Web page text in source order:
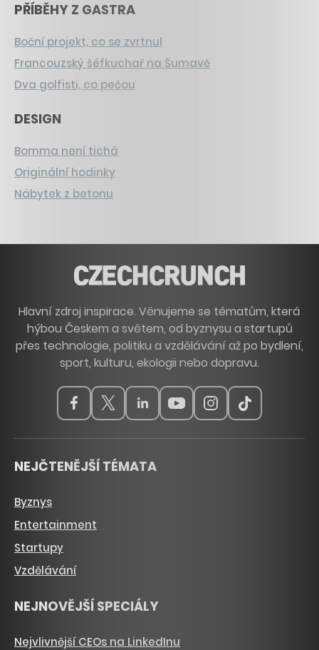
PŘÍBĚHY Z GASTRA
Boční projekt, co se zvrtnul
Francouzský šéfkuchař na Šumavě
Dva golfisti, co pečou
DESIGN
Bomma není tichá
Originální hodinky
Nábytek z betonu
Hlavní zdroj inspirace. Věnujeme se tématům, která
hýbou Českem a světem, od byznysu a startupů
přes technologie, politiku a vzdělávání až po bydlení,
sport, kulturu, ekologii nebo dopravu.
NEJČTENĚJŠÍ TÉMATA
Byznys
Entertainment
Startupy
Vzdělávání
NEJNOVĚJŠÍ SPECIÁLY
Nejvlivnější CEOs na LinkedInu